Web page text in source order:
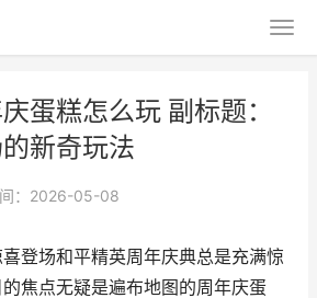
蛋糕怎么玩 副标题：
新奇玩法
：2026-05-08
登场和平精英周年庆典总是充满惊
焦点无疑是遍布地图的周年庆蛋